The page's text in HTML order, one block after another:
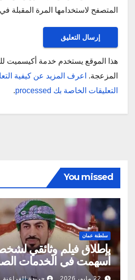
المتصفح لاستخدامها المرة المقبلة
هذا الموقع يستخدم خدمة أكيسميت
المزعجة.
اعرف المزيد عن كيفية
التعليقات الخاصة بك processed
.
You missed
سلطنة عمان
بإطلاق فيلم وثائقي
أسهمت في الخدمات
22 مايو، 2026 جريدة الفراعنة